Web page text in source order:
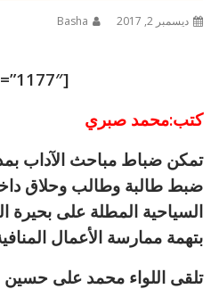
ديسمبر 2, 2017 Basha
[ad id=”1177″]
كتب:محمد صبري
تمكن ضباط مباحث الآداب
ضبط طالبة وطالب وحلاق
السياحية المطلة على بحيرة
بتهمة ممارسة الأعمال
تلقى اللواء محمد على حسين